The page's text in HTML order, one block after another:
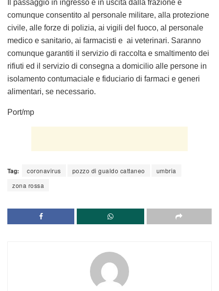
Il passaggio in ingresso e in uscita dalla frazione è
comunque consentito al personale militare, alla protezione
civile, alle forze di polizia, ai vigili del fuoco, al personale
medico e sanitario, ai farmacisti e ai veterinari. Saranno
comunque garantiti il servizio di raccolta e smaltimento dei
rifiuti ed il servizio di consegna a domicilio alle persone in
isolamento contumaciale e fiduciario di farmaci e generi
alimentari, se necessario.
Port/mp
Tag: coronavirus pozzo di gualdo cattaneo
umbria
zona rossa